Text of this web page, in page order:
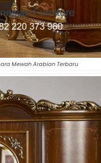
Mewah Arabian Terbaru